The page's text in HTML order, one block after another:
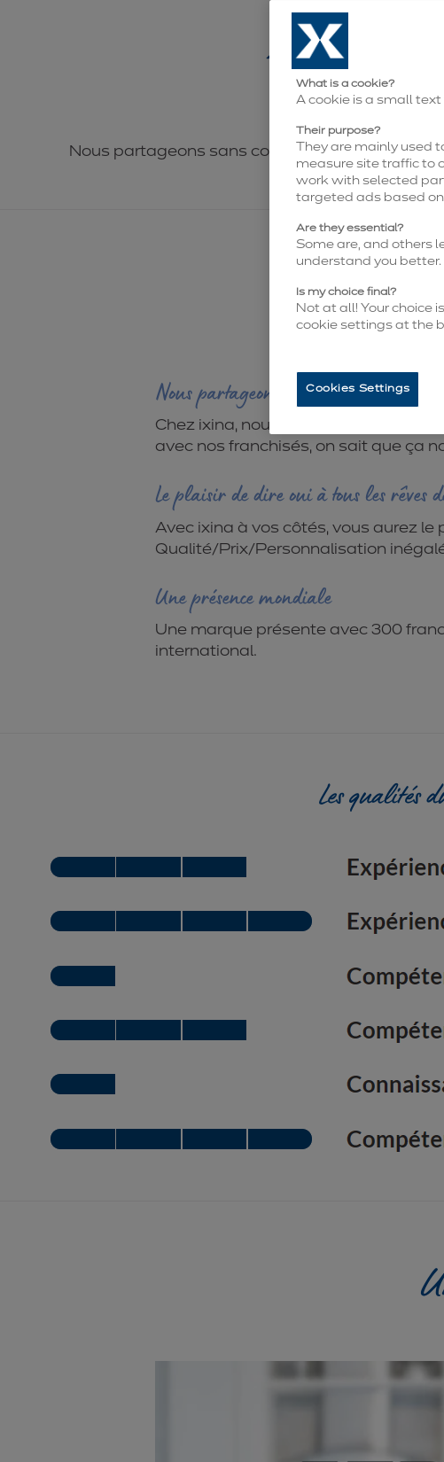
Avantages
Nous partageons sans compter nos 50 ans
Nous partageons notre savoir-faire
Chez ixina, nous savons que l’union
avec nos franchisés, on sait que ça
Le plaisir de dire oui à tous les rêves
Avec ixina à vos côtés, vous aurez
Qualité/Prix/Personnalisation
Une présence mondiale
Une marque présente avec 300
international.
Les qualités
What is a cookie?
A cookie is a small
Their purpose?
They are mainly used
measure site traffic to
work with selected
targeted ads based
Are they essential?
Some are, and others
understand you better.
Is my choice final?
Not at all! Your choice
cookie settings at the
Cookies Settings